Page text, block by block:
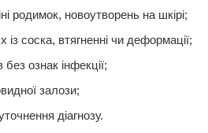
родимок, новоутворень на шкірі;
із соска, втягненні чи деформації;
ознак інфекції;
залози;
діагнозу.